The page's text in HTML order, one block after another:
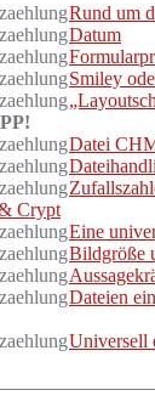
Rund um
Datum
Smiley
Datei
Crypt
Eine
Bildgröße
Dateien
Universell